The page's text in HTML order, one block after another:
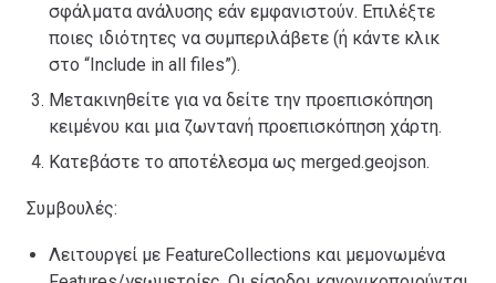
σφάλματα ανάλυσης εάν εμφανιστούν. Επιλέξτε
ποιες ιδιότητες να συμπεριλάβετε (ή κάντε κλικ
στο “Include in all files”).
Μετακινηθείτε για να δείτε την προεπισκόπηση
κειμένου και μια ζωντανή προεπισκόπηση χάρτη.
Κατεβάστε το αποτέλεσμα ως merged.geojson.
Συμβουλές:
Λειτουργεί με FeatureCollections και μεμονωμένα